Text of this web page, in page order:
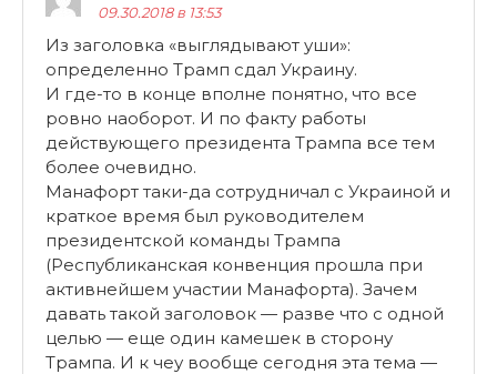
09.30.2018 в 13:53
Из заголовка «выглядывают уши»:
определенно Трамп сдал Украину.
И где-то в конце вполне понятно, что все
ровно наоборот. И по факту работы
действующего президента Трампа все тем
более очевидно.
Манафорт таки-да сотрудничал с Украиной и
краткое время был руководителем
президентской команды Трампа
(Республиканская конвенция прошла при
активнейшем участии Манафорта). Зачем
давать такой заголовок — разве что с одной
целью — еще один камешек в сторону
Трампа. И к чеу вообще сегодня эта тема —